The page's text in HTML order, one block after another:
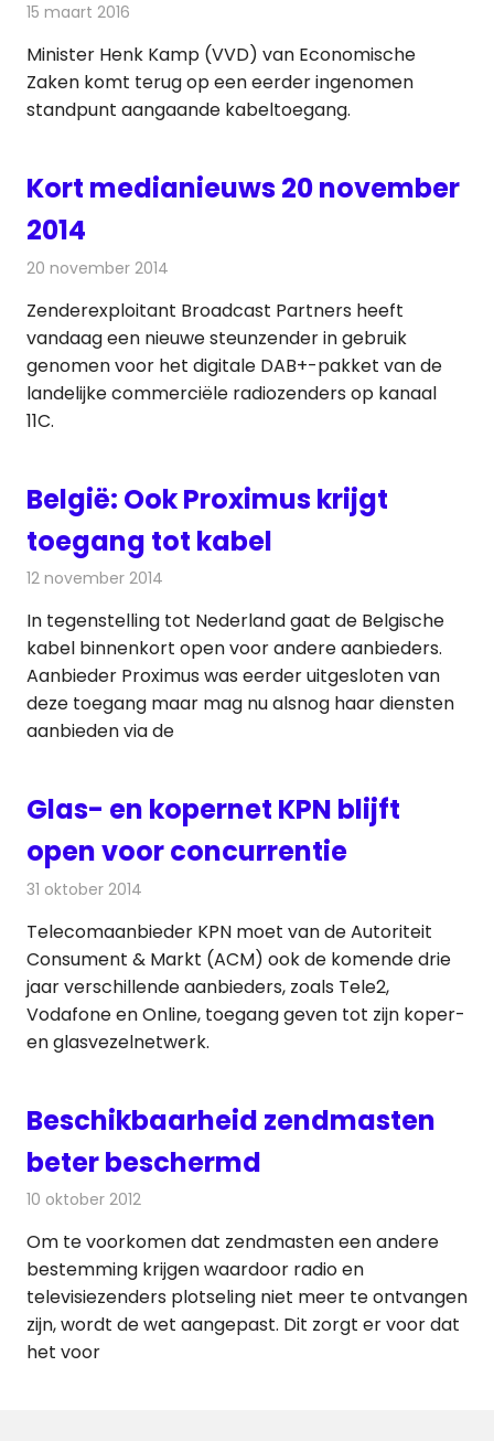
15 maart 2016
Minister Henk Kamp (VVD) van Economische
Zaken komt terug op een eerder ingenomen
standpunt aangaande kabeltoegang.
Kort medianieuws 20 november
2014
20 november 2014
Zenderexploitant Broadcast Partners heeft
vandaag een nieuwe steunzender in gebruik
genomen voor het digitale DAB+-pakket van de
landelijke commerciële radiozenders op kanaal
11C.
België: Ook Proximus krijgt
toegang tot kabel
12 november 2014
In tegenstelling tot Nederland gaat de Belgische
kabel binnenkort open voor andere aanbieders.
Aanbieder Proximus was eerder uitgesloten van
deze toegang maar mag nu alsnog haar diensten
aanbieden via de
Glas- en kopernet KPN blijft
open voor concurrentie
31 oktober 2014
Telecomaanbieder KPN moet van de Autoriteit
Consument & Markt (ACM) ook de komende drie
jaar verschillende aanbieders, zoals Tele2,
Vodafone en Online, toegang geven tot zijn koper-
en glasvezelnetwerk.
Beschikbaarheid zendmasten
beter beschermd
10 oktober 2012
Om te voorkomen dat zendmasten een andere
bestemming krijgen waardoor radio en
televisiezenders plotseling niet meer te ontvangen
zijn, wordt de wet aangepast. Dit zorgt er voor dat
het voor